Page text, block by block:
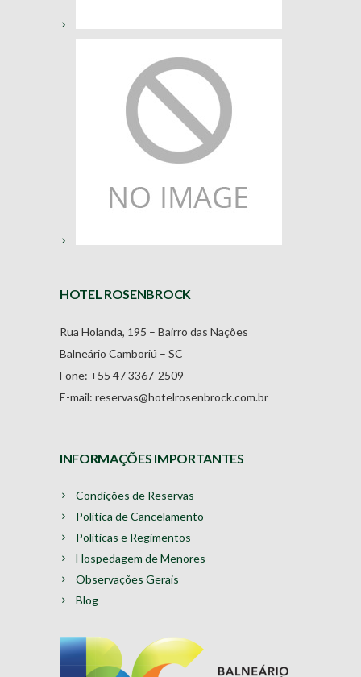
HOTEL ROSENBROCK
Rua Holanda, 195 – Bairro das Nações
Balneário Camboriú – SC
Fone: +55 47 3367-2509
E-mail: reservas@hotelrosenbrock.com.br
INFORMAÇÕES IMPORTANTES
Condições de Reservas
Política de Cancelamento
Políticas e Regimentos
Hospedagem de Menores
Observações Gerais
Blog